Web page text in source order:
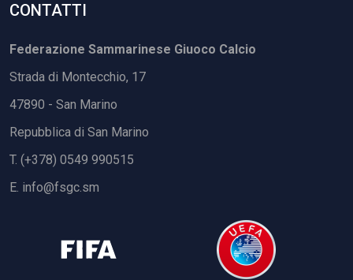
CONTATTI
Federazione Sammarinese Giuoco Calcio
Strada di Montecchio, 17
47890 - San Marino
Repubblica di San Marino
T. (+378) 0549 990515
E. info@fsgc.sm